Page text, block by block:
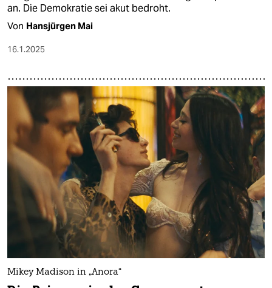
an. Die Demokratie sei akut bedroht.
Von Hansjürgen Mai
16.1.2025
Mikey Madison in „Anora“